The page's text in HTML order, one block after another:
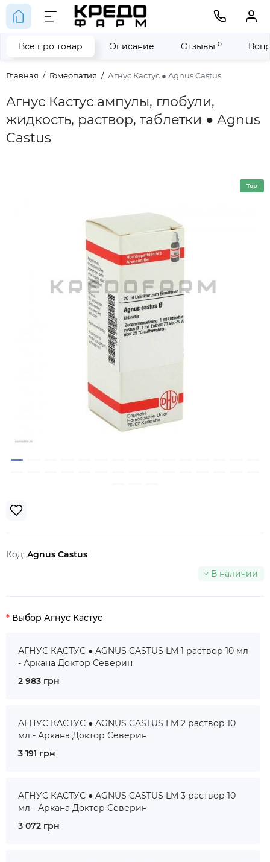
Главная Гомеопатия Агнус Кастус ● Agnus Castus
Агнус Кастус ампулы, глобули,
жидкость, раствор, таблетки ● Agnus
Castus
Все про товар Описание Отзывы 0
Top
Код: Agnus Castus
В наличии
Выбор Агнус Кастус
АГНУС КАСТУС ● AGNUS CASTUS LM 1 раствор 10 мл
- Аркана Доктор Северин
2 983 грн
АГНУС КАСТУС ● AGNUS CASTUS LM 2 раствор 10
мл - Аркана Доктор Северин
3 191 грн
АГНУС КАСТУС ● AGNUS CASTUS LM 3 раствор 10
мл - Аркана Доктор Северин
3 072 грн